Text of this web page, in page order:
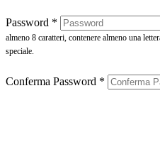
Password *
almeno 8 caratteri, contenere almeno una
speciale.
Conferma Password *